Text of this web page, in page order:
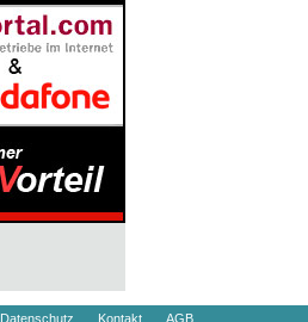
Datenschutz Kontakt AGB